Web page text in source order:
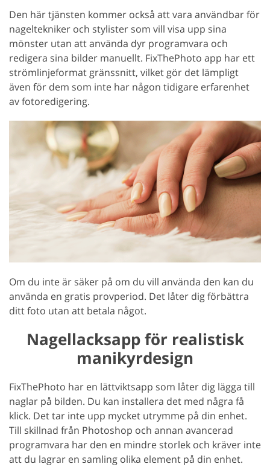
Den här tjänsten kommer också att vara användbar för
nageltekniker och stylister som vill visa upp sina
mönster utan att använda dyr programvara och
redigera sina bilder manuellt. FixThePhoto app har ett
strömlinjeformat gränssnitt, vilket gör det lämpligt
även för dem som inte har någon tidigare erfarenhet
av fotoredigering.
Om du inte är säker på om du vill använda den kan du
använda en gratis provperiod. Det låter dig förbättra
ditt foto utan att betala något.
Nagellacksapp för realistisk
manikyrdesign
FixThePhoto har en lättviktsapp som låter dig lägga till
naglar på bilden. Du kan installera det med några få
klick. Det tar inte upp mycket utrymme på din enhet.
Till skillnad från Photoshop och annan avancerad
programvara har den en mindre storlek och kräver inte
att du lagrar en samling olika element på din enhet.